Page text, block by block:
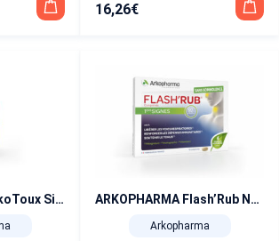
16,26€
ARKOPHARMA ArkoToux Sirop toux sèche et grasse 140 ml ARKOPHARMA Flash’Rub Nez Et Gorge Vitamine C, Pélargonium 15 comprimés
Arkopharma